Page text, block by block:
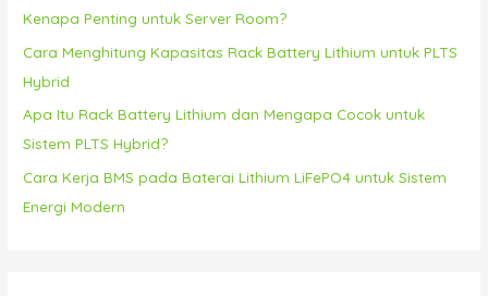
Kenapa Penting untuk Server Room?
Cara Menghitung Kapasitas Rack Battery Lithium untuk PLTS
Hybrid
Apa Itu Rack Battery Lithium dan Mengapa Cocok untuk
Sistem PLTS Hybrid?
Cara Kerja BMS pada Baterai Lithium LiFePO4 untuk Sistem
Energi Modern